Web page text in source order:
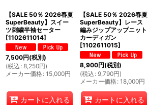
【SALE 50％ 2026春夏
SuperBeauty】スイー
ツ刺繍半袖セーター
[1102611014]
7,500円(税別)
(税込 : 8,250円)
メーカー価格: 15,000円
カートに入れる
【SALE 50％ 2026春夏
SuperBeauty】レース
編みジップアップニット
カーディガン
[1102611015]
8,900円(税別)
(税込 : 9,790円)
メーカー価格: 18,000円
カートに入れる